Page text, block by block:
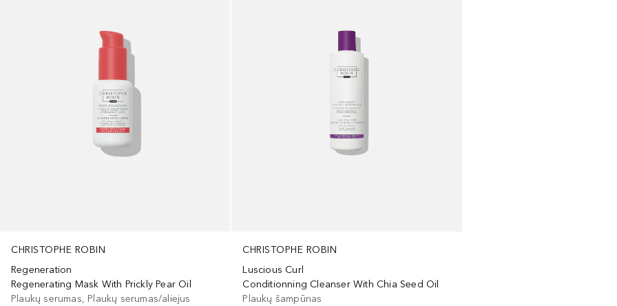
CHRISTOPHE ROBIN
Regeneration
Regenerating Mask With Prickly Pear Oil
Plaukų serumas, Plaukų serumas/aliejus
CHRISTOPHE ROBIN
Luscious Curl
Conditionning Cleanser With Chia Seed Oil
Plaukų šampūnas